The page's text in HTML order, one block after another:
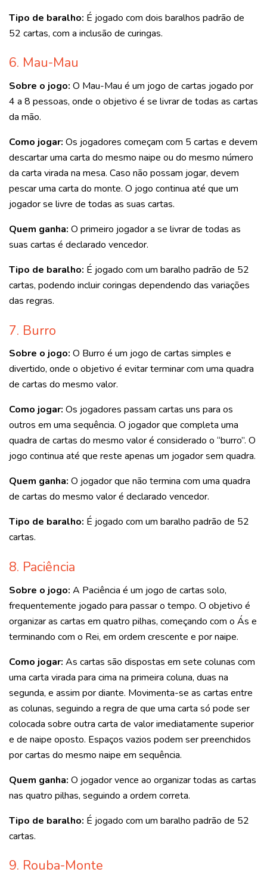
Tipo de baralho: É jogado com dois baralhos padrão de
52 cartas, com a inclusão de curingas.
6. Mau-Mau
Sobre o jogo: O Mau-Mau é um jogo de cartas jogado por
4 a 8 pessoas, onde o objetivo é se livrar de todas as cartas
da mão.
Como jogar: Os jogadores começam com 5 cartas e devem
descartar uma carta do mesmo naipe ou do mesmo número
da carta virada na mesa. Caso não possam jogar, devem
pescar uma carta do monte. O jogo continua até que um
jogador se livre de todas as suas cartas.
Quem ganha: O primeiro jogador a se livrar de todas as
suas cartas é declarado vencedor.
Tipo de baralho: É jogado com um baralho padrão de 52
cartas, podendo incluir coringas dependendo das variações
das regras.
7. Burro
Sobre o jogo: O Burro é um jogo de cartas simples e
divertido, onde o objetivo é evitar terminar com uma quadra
de cartas do mesmo valor.
Como jogar: Os jogadores passam cartas uns para os
outros em uma sequência. O jogador que completa uma
quadra de cartas do mesmo valor é considerado o “burro”. O
jogo continua até que reste apenas um jogador sem quadra.
Quem ganha: O jogador que não termina com uma quadra
de cartas do mesmo valor é declarado vencedor.
Tipo de baralho: É jogado com um baralho padrão de 52
cartas.
8. Paciência
Sobre o jogo: A Paciência é um jogo de cartas solo,
frequentemente jogado para passar o tempo. O objetivo é
organizar as cartas em quatro pilhas, começando com o Ás e
terminando com o Rei, em ordem crescente e por naipe.
Como jogar: As cartas são dispostas em sete colunas com
uma carta virada para cima na primeira coluna, duas na
segunda, e assim por diante. Movimenta-se as cartas entre
as colunas, seguindo a regra de que uma carta só pode ser
colocada sobre outra carta de valor imediatamente superior
e de naipe oposto. Espaços vazios podem ser preenchidos
por cartas do mesmo naipe em sequência.
Quem ganha: O jogador vence ao organizar todas as cartas
nas quatro pilhas, seguindo a ordem correta.
Tipo de baralho: É jogado com um baralho padrão de 52
cartas.
9. Rouba-Monte